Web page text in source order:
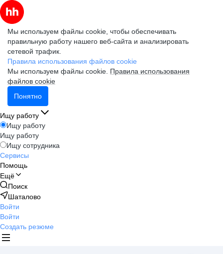
Мы используем файлы cookie, чтобы обеспечивать
правильную работу нашего веб-сайта и анализировать
сетевой трафик.
Правила использования файлов cookie
Мы используем файлы cookie. Правила использования
файлов cookie
Понятно
Ищу работу
Ищу работу
Ищу работу
Ищу сотрудника
Сервисы
Помощь
Ещё
Поиск
Шаталово
Войти
Войти
Создать резюме